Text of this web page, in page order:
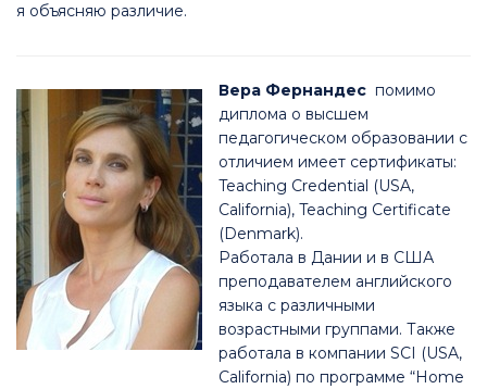
я объясняю различие.
Вера Фернандес помимо
диплома о высшем
педагогическом образовании с
отличием имеет сертификаты:
Teaching Credential (USA,
California), Teaching Certificate
(Denmark).
Работала в Дании и в США
преподавателем английского
языка с различными
возрастными группами. Также
работала в компании SCI (USA,
California) по программе “Home